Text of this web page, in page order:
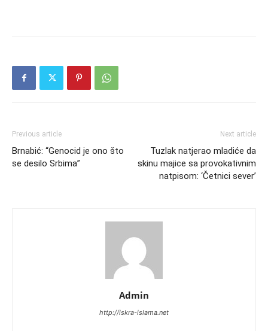
Previous article
Brnabić: “Genocid je ono što
se desilo Srbima”
Next article
Tuzlak natjerao mladiće da
skinu majice sa provokativnim
natpisom: ‘Četnici sever’
Admin
http://iskra-islama.net